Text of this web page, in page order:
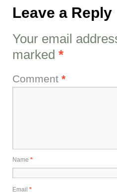
Leave a Reply
Your email
marked *
Comment *
Name *
Email *